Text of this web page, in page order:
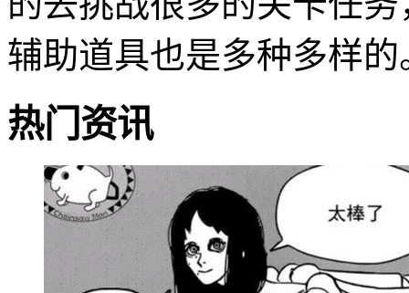
辅助道具也是多种多样的
热门资讯